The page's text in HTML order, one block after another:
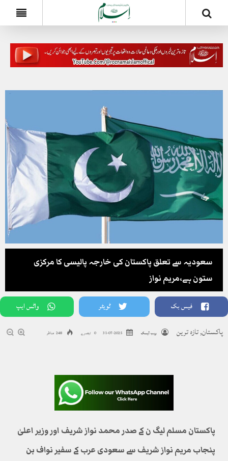
سعودیہ سے تعلق پاکستان کی خارجہ پالیسی کا مرکزی
ستون ہے،مریم نواز
فیس بک ٹویٹر واٹس ایپ
پاکستان,تازہ ترین ویب ڈیسک 2025-07-31 0 تبصرے 248 مناظر
پاکستان مسلم لیگ ن کے صدر محمد نواز شریف اور وزیر اعلیٰ
پنجاب مریم نواز شریف سے سعودی عرب کے سفیر نواف بن